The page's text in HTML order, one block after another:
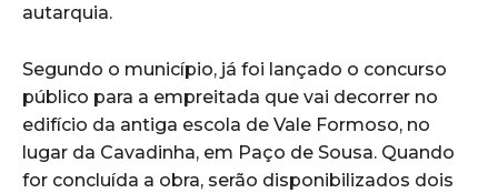
autarquia.
Segundo o município, já foi lançado o concurso
público para a empreitada que vai decorrer no
edifício da antiga escola de Vale Formoso, no
lugar da Cavadinha, em Paço de Sousa. Quando
for concluída a obra, serão disponibilizados dois